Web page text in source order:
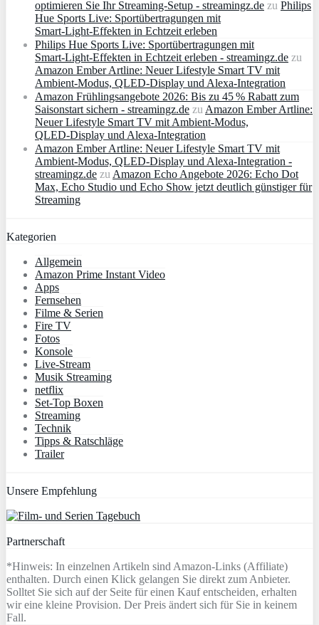
optimieren Sie Ihr Streaming-Setup - streamingz.de zu Philips
Hue Sports Live: Sportübertragungen mit
Smart‑Light‑Effekten in Echtzeit erleben
Philips Hue Sports Live: Sportübertragungen mit
Smart‑Light‑Effekten in Echtzeit erleben - streamingz.de zu
Amazon Ember Artline: Neuer Lifestyle Smart TV mit
Ambient‑Modus, QLED‑Display und Alexa‑Integration
Amazon Frühlingsangebote 2026: Bis zu 45 % Rabatt zum
Saisonstart sichern - streamingz.de zu Amazon Ember Artline:
Neuer Lifestyle Smart TV mit Ambient‑Modus,
QLED‑Display und Alexa‑Integration
Amazon Ember Artline: Neuer Lifestyle Smart TV mit
Ambient‑Modus, QLED‑Display und Alexa‑Integration -
streamingz.de zu Amazon Echo Angebote 2026: Echo Dot
Max, Echo Studio und Echo Show jetzt deutlich günstiger für
Streaming
Kategorien
Allgemein
Amazon Prime Instant Video
Apps
Fernsehen
Filme & Serien
Fire TV
Fotos
Konsole
Live-Stream
Musik Streaming
netflix
Set-Top Boxen
Streaming
Technik
Tipps & Ratschläge
Trailer
Unsere Empfehlung
Partnerschaft
*Hinweis: In einzelnen Artikeln sind Amazon-Links (Affiliate)
enthalten. Durch einen Klick gelangen Sie direkt zum Anbieter.
Solltet Sie sich auf der Seite für einen Kauf entscheiden, erhalten
wir eine kleine Provision. Der Preis ändert sich für Sie in keinem
Fall.